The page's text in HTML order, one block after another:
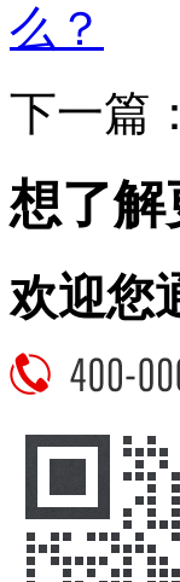
么？
下一篇：
想了解
欢迎您